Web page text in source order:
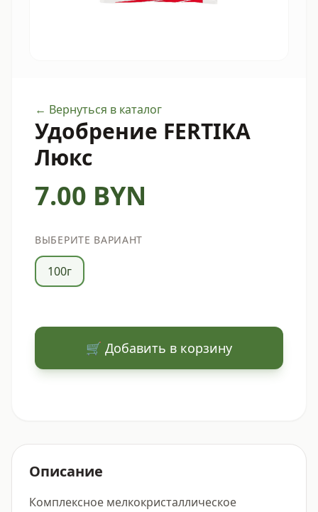
← Вернуться в каталог
Удобрение FERTIKA
Люкс
7.00 BYN
ВЫБЕРИТЕ ВАРИАНТ
100г
🛒 Добавить в корзину
Описание
Комплексное мелкокристаллическое